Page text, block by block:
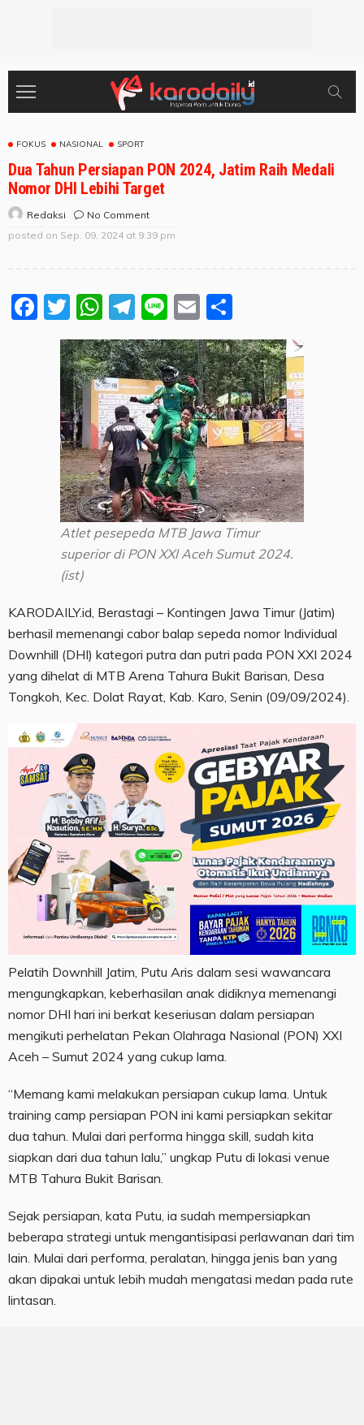
FOKUS NASIONAL SPORT
Dua Tahun Persiapan PON 2024, Jatim Raih Medali
Nomor DHI Lebihi Target
Redaksi
No Comment
posted on Sep. 09, 2024 at 9:39 pm
Facebook
Twitter
WhatsApp
Telegram
LineEmail
Atlet pesepeda MTB Jawa Timur
superior di PON XXI Aceh Sumut 2024.
(ist)
KARODAILY.id, Berastagi – Kontingen Jawa Timur (Jatim)
berhasil memenangi cabor balap sepeda nomor Individual
Downhill (DHI) kategori putra dan putri pada PON XXI 2024
yang dihelat di MTB Arena Tahura Bukit Barisan, Desa
Tongkoh, Kec. Dolat Rayat, Kab. Karo, Senin (09/09/2024).
Pelatih Downhill Jatim, Putu Aris dalam sesi wawancara
mengungkapkan, keberhasilan anak didiknya memenangi
nomor DHI hari ini berkat keseriusan dalam persiapan
mengikuti perhelatan Pekan Olahraga Nasional (PON) XXI
Aceh – Sumut 2024 yang cukup lama.
“Memang kami melakukan persiapan cukup lama. Untuk
training camp persiapan PON ini kami persiapkan sekitar
dua tahun. Mulai dari performa hingga skill, sudah kita
siapkan dari dua tahun lalu,” ungkap Putu di lokasi venue
MTB Tahura Bukit Barisan.
Sejak persiapan, kata Putu, ia sudah mempersiapkan
beberapa strategi untuk mengantisipasi perlawanan dari tim
lain. Mulai dari performa, peralatan, hingga jenis ban yang
akan dipakai untuk lebih mudah mengatasi medan pada rute
lintasan.